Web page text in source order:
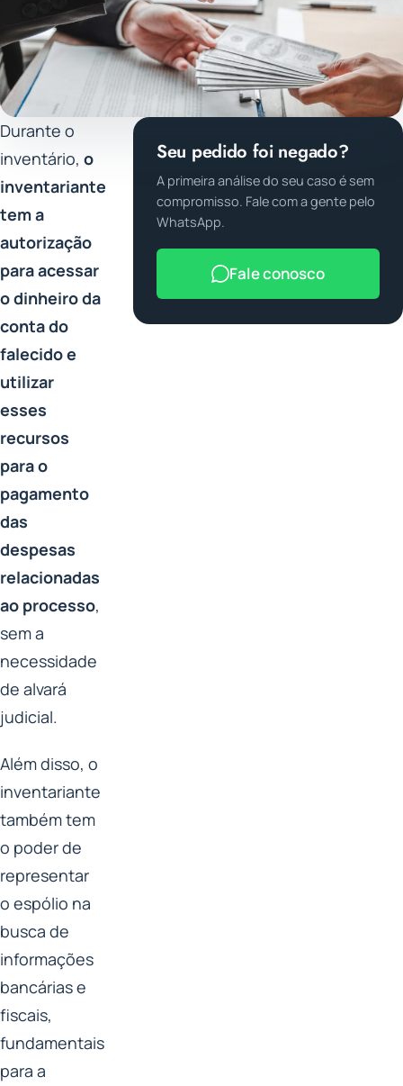
Durante o
inventário, o
inventariante
tem a
autorização
para acessar
o dinheiro da
conta do
falecido e
utilizar
esses
recursos
para o
pagamento
das
despesas
relacionadas
ao processo,
sem a
necessidade
de alvará
judicial.
Além disso, o
inventariante
também tem
o poder de
representar
o espólio na
busca de
informações
bancárias e
fiscais,
fundamentais
para a
Seu pedido foi negado?
A primeira análise do seu caso é sem
compromisso. Fale com a gente pelo
WhatsApp.
Fale conosco